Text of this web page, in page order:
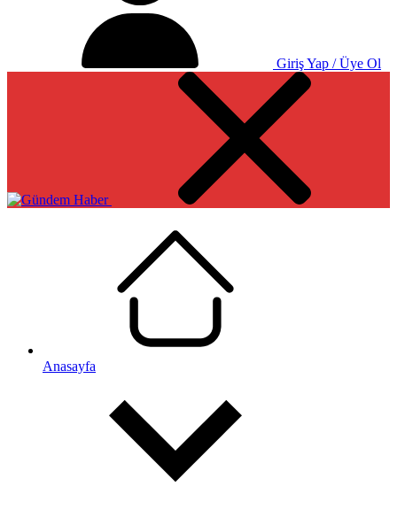
Giriş Yap / Üye Ol
Anasayfa